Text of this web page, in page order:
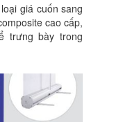
giá cuốn sang
cao cấp,
trưng bày trong